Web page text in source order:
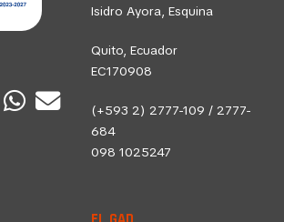
Isidro Ayora, Esquina
Quito, Ecuador
EC170908
(+593 2) 2777-109 / 2777-
684
098 1025247